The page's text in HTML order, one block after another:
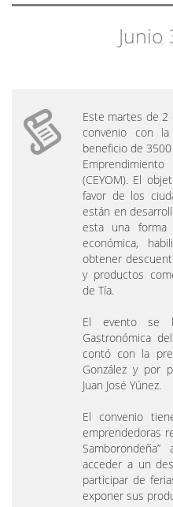
Junio
Este martes de 2
convenio con
beneficio de
(CEYOM). El
favor de los
están en
esta una forma
económica,
obtener
y productos
de Tía.
El evento se
Gastronómica
contó con la
González y por
Juan José Yúnez.
El convenio
emprendedoras
acceder a un
participar de
exponer sus